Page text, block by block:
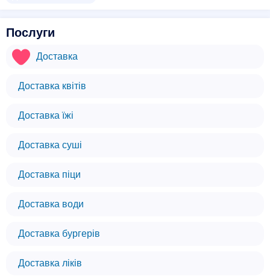
Послуги
Доставка
Доставка квітів
Доставка їжі
Доставка суші
Доставка піци
Доставка води
Доставка бургерів
Доставка ліків